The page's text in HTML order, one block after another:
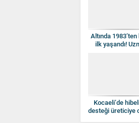
Altında
ilk yaşandı!
Kocaeli’de
desteği üreticiye